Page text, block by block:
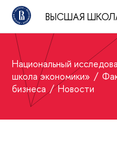
ВЫСШАЯ
Национальный
школа экономики»
бизнеса
Новости